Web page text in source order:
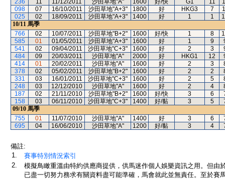
236
11 11/12/2011 沙田草地"A" 1600 好/快 G1 11
098
07 16/10/2011 沙田草地"A+3" 1800 好 HKG3 7
025
02 18/09/2011 沙田草地"A+3" 1400 好 1 1
10/11 馬季
766
02 10/07/2011 沙田草地"B+2" 1600 好/快 1 8
585
01 01/05/2011 沙田草地"A+3" 1600 好 1 9
541
02 09/04/2011 沙田草地"C+3" 1600 好 2 3
484
09 20/03/2011 沙田草地"A" 2000 好 HKG1 12
414
01 20/02/2011 沙田草地"A" 1600 好 2 3
378
02 05/02/2011 沙田草地"B+2" 1600 好 2 2
331
03 16/01/2011 沙田草地"C+3" 1600 好 2 5
248
03 12/12/2010 沙田草地"A" 1600 好 2 4
187
02 21/11/2010 沙田草地"B+2" 1600 好/快 3 6
158
03 06/11/2010 沙田草地"C+3" 1400 好/黏 3 5
09/10 馬季
755
01 11/07/2010 沙田草地"A" 1400 好 3 6
695
04 16/06/2010 沙田草地"A" 1200 好/黏 3 4
備註:
1.
賽事特別情況索引
2.
模擬鳥瞰重溫由特約供應商提供，供馬迷作個人娛樂資訊之用。但
已盡一切努力務求有關資料盡可能準確，馬會就此並無責任。至於賽